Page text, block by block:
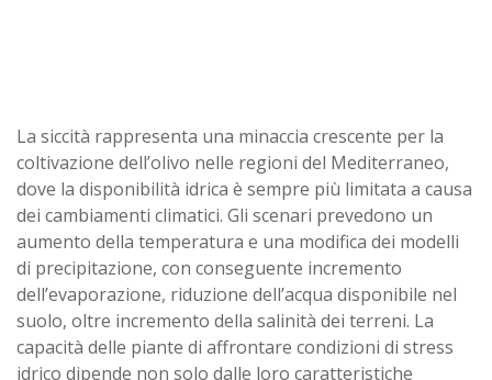
La siccità rappresenta una minaccia crescente per la
coltivazione dell’olivo nelle regioni del Mediterraneo,
dove la disponibilità idrica è sempre più limitata a causa
dei cambiamenti climatici. Gli scenari prevedono un
aumento della temperatura e una modifica dei modelli
di precipitazione, con conseguente incremento
dell’evaporazione, riduzione dell’acqua disponibile nel
suolo, oltre incremento della salinità dei terreni. La
capacità delle piante di affrontare condizioni di stress
idrico dipende non solo dalle loro caratteristiche